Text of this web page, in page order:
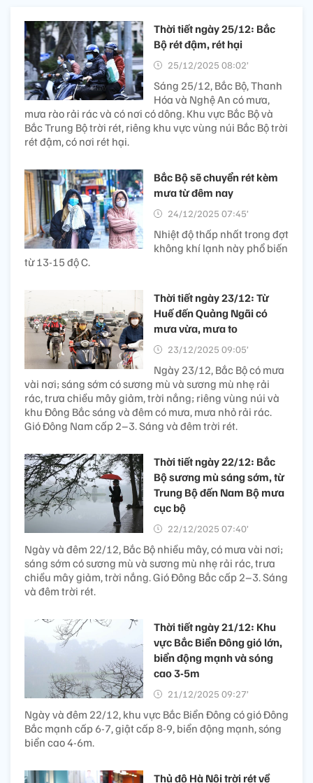
Thời tiết ngày 25/12: Bắc
Bộ rét đậm, rét hại
25/12/2025 08:02’
Sáng 25/12, Bắc Bộ, Thanh
Hóa và Nghệ An có mưa,
mưa rào rải rác và có nơi có dông. Khu vực Bắc Bộ và
Bắc Trung Bộ trời rét, riêng khu vực vùng núi Bắc Bộ trời
rét đậm, có nơi rét hại.
Bắc Bộ sẽ chuyển rét kèm
mưa từ đêm nay
24/12/2025 07:45’
Nhiệt độ thấp nhất trong đợt
không khí lạnh này phổ biến
từ 13-15 độ C.
Thời tiết ngày 23/12: Từ
Huế đến Quảng Ngãi có
mưa vừa, mưa to
23/12/2025 09:05’
Ngày 23/12, Bắc Bộ có mưa
vài nơi; sáng sớm có sương mù và sương mù nhẹ rải
rác, trưa chiều mây giảm, trời nắng; riêng vùng núi và
khu Đông Bắc sáng và đêm có mưa, mưa nhỏ rải rác.
Gió Đông Nam cấp 2–3. Sáng và đêm trời rét.
Thời tiết ngày 22/12: Bắc
Bộ sương mù sáng sớm, từ
Trung Bộ đến Nam Bộ mưa
cục bộ
22/12/2025 07:40’
Ngày và đêm 22/12, Bắc Bộ nhiều mây, có mưa vài nơi;
sáng sớm có sương mù và sương mù nhẹ rải rác, trưa
chiều mây giảm, trời nắng. Gió Đông Bắc cấp 2–3. Sáng
và đêm trời rét.
Thời tiết ngày 21/12: Khu
vực Bắc Biển Đông gió lớn,
biển động mạnh và sóng
cao 3-5m
21/12/2025 09:27’
Ngày và đêm 22/12, khu vực Bắc Biển Đông có gió Đông
Bắc mạnh cấp 6-7, giật cấp 8-9, biển động mạnh, sóng
biển cao 4-6m.
Thủ đô Hà Nội trời rét về